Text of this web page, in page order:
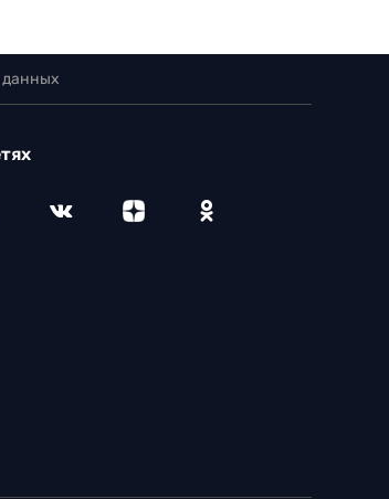
данных